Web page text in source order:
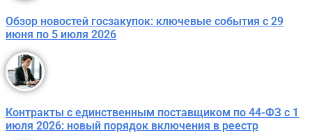
Обзор новостей госзакупок: ключевые события с 29
июня по 5 июля 2026
Контракты с единственным поставщиком по 44-ФЗ с 1
июля 2026: новый порядок включения в реестр